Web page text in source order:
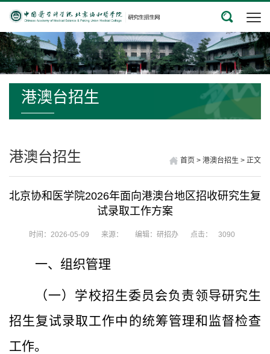
港澳台招生
港澳台招生 首页 > 港澳台招生 > 正文
北京协和医学院2026年面向港澳台地区招收研究生复
试录取工作方案
时间：2026-05-09 来源： 编辑：研招办 点击： 3090
一、组织管理
（一）学校招生委员会负责领导研究生
招生复试录取工作中的统筹管理和监督检查
工作。